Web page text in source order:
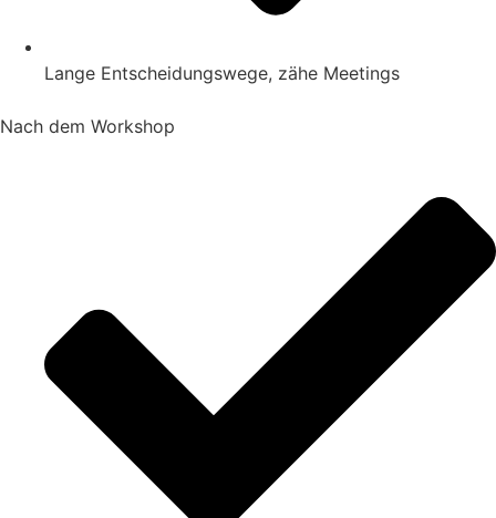
Lange Entscheidungswege, zähe Meetings
Nach dem Workshop